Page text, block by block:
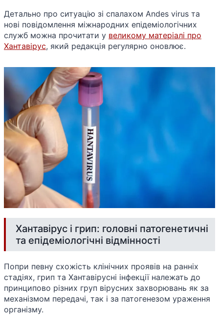
Детально про ситуацію зі спалахом Andes virus та
нові повідомлення міжнародних епідеміологічних
служб можна прочитати у великому матеріалі про
Хантавірус, який редакція регулярно оновлює.
Хантавірус і грип: головні патогенетичні
та епідеміологічні відмінності
Попри певну схожість клінічних проявів на ранніх
стадіях, грип та Хантавірусні інфекції належать до
принципово різних груп вірусних захворювань як за
механізмом передачі, так і за патогенезом ураження
організму.